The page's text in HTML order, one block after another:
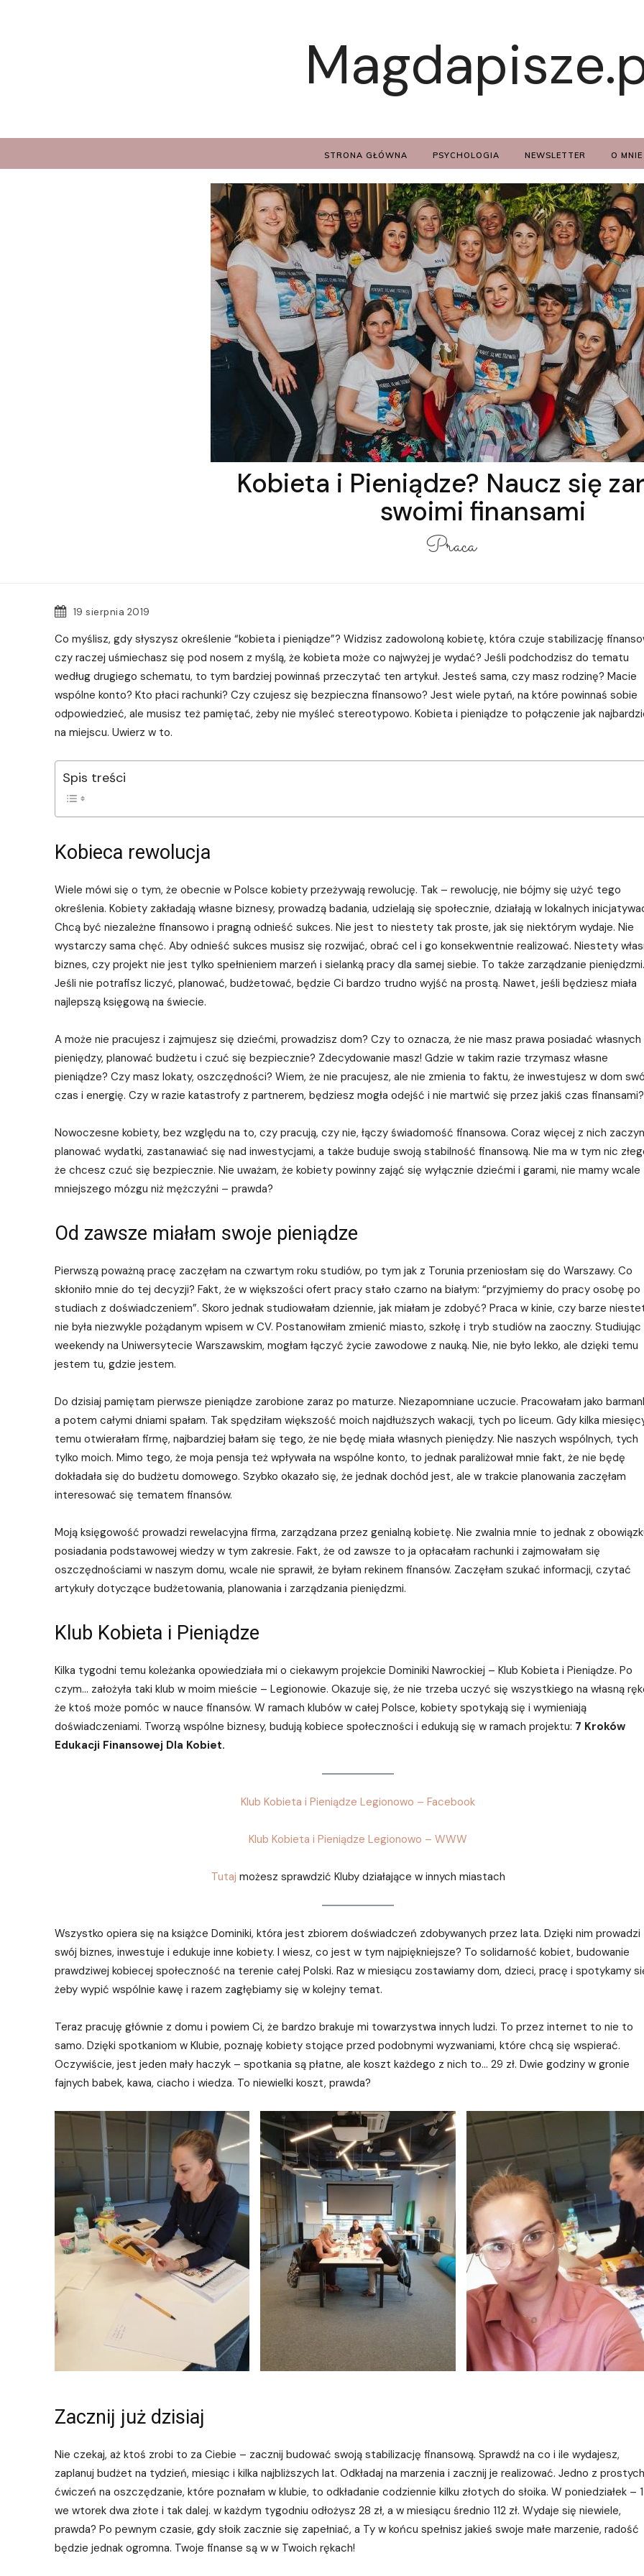
STRONA GŁÓWNA PSYCHOLOGIA NEWSLETTER O MNIE
Kobieta i Pieniądze? Naucz się
swoimi finansami
Praca
19 sierpnia 2019
Co myślisz, gdy słyszysz określenie “kobieta i pieniądze”? Widzisz zadowoloną kobietę, która czuje stabilizację
czy raczej uśmiechasz się pod nosem z myślą, że kobieta może co najwyżej je wydać? Jeśli podchodzisz do tematu
według drugiego schematu, to tym bardziej powinnaś przeczytać ten artykuł. Jesteś sama, czy masz rodzinę? Macie
wspólne konto? Kto płaci rachunki? Czy czujesz się bezpieczna finansowo? Jest wiele pytań, na które powinnaś sobie
odpowiedzieć, ale musisz też pamiętać, żeby nie myśleć stereotypowo. Kobieta i pieniądze to połączenie jak
na miejscu. Uwierz w to.
Spis treści
Kobieca rewolucja
Wiele mówi się o tym, że obecnie w Polsce kobiety przeżywają rewolucję. Tak – rewolucję, nie bójmy się użyć tego
określenia. Kobiety zakładają własne biznesy, prowadzą badania, udzielają się społecznie, działają w lokalnych
Chcą być niezależne finansowo i pragną odnieść sukces. Nie jest to niestety tak proste, jak się niektórym wydaje. Nie
wystarczy sama chęć. Aby odnieść sukces musisz się rozwijać, obrać cel i go konsekwentnie realizować. Niestety
biznes, czy projekt nie jest tylko spełnieniem marzeń i sielanką pracy dla samej siebie. To także zarządzanie pieniędzmi.
Jeśli nie potrafisz liczyć, planować, budżetować, będzie Ci bardzo trudno wyjść na prostą. Nawet, jeśli będziesz miała
najlepszą księgową na świecie.
A może nie pracujesz i zajmujesz się dziećmi, prowadzisz dom? Czy to oznacza, że nie masz prawa posiadać własnych
pieniędzy, planować budżetu i czuć się bezpiecznie? Zdecydowanie masz! Gdzie w takim razie trzymasz własne
pieniądze? Czy masz lokaty, oszczędności? Wiem, że nie pracujesz, ale nie zmienia to faktu, że inwestujesz w dom
czas i energię. Czy w razie katastrofy z partnerem, będziesz mogła odejść i nie martwić się przez jakiś czas finansami?
Nowoczesne kobiety, bez względu na to, czy pracują, czy nie, łączy świadomość finansowa. Coraz więcej z nich
planować wydatki, zastanawiać się nad inwestycjami, a także buduje swoją stabilność finansową. Nie ma w tym nic
że chcesz czuć się bezpiecznie. Nie uważam, że kobiety powinny zająć się wyłącznie dziećmi i garami, nie mamy wcale
mniejszego mózgu niż mężczyźni – prawda?
Od zawsze miałam swoje pieniądze
Pierwszą poważną pracę zaczęłam na czwartym roku studiów, po tym jak z Torunia przeniosłam się do Warszawy. Co
skłoniło mnie do tej decyzji? Fakt, że w większości ofert pracy stało czarno na białym: “przyjmiemy do pracy osobę po
studiach z doświadczeniem”. Skoro jednak studiowałam dziennie, jak miałam je zdobyć? Praca w kinie, czy barze
nie była niezwykle pożądanym wpisem w CV. Postanowiłam zmienić miasto, szkołę i tryb studiów na zaoczny. Studiując
weekendy na Uniwersytecie Warszawskim, mogłam łączyć życie zawodowe z nauką. Nie, nie było lekko, ale dzięki temu
jestem tu, gdzie jestem.
Do dzisiaj pamiętam pierwsze pieniądze zarobione zaraz po maturze. Niezapomniane uczucie. Pracowałam jako
a potem całymi dniami spałam. Tak spędziłam większość moich najdłuższych wakacji, tych po liceum. Gdy kilka
temu otwierałam firmę, najbardziej bałam się tego, że nie będę miała własnych pieniędzy. Nie naszych wspólnych, tych
tylko moich. Mimo tego, że moja pensja też wpływała na wspólne konto, to jednak paraliżował mnie fakt, że nie będę
dokładała się do budżetu domowego. Szybko okazało się, że jednak dochód jest, ale w trakcie planowania zaczęłam
interesować się tematem finansów.
Moją księgowość prowadzi rewelacyjna firma, zarządzana przez genialną kobietę. Nie zwalnia mnie to jednak z
posiadania podstawowej wiedzy w tym zakresie. Fakt, że od zawsze to ja opłacałam rachunki i zajmowałam się
oszczędnościami w naszym domu, wcale nie sprawił, że byłam rekinem finansów. Zaczęłam szukać informacji, czytać
artykuły dotyczące budżetowania, planowania i zarządzania pieniędzmi.
Klub Kobieta i Pieniądze
Kilka tygodni temu koleżanka opowiedziała mi o ciekawym projekcie Dominiki Nawrockiej – Klub Kobieta i Pieniądze. Po
czym… założyła taki klub w moim mieście – Legionowie. Okazuje się, że nie trzeba uczyć się wszystkiego na własną
że ktoś może pomóc w nauce finansów. W ramach klubów w całej Polsce, kobiety spotykają się i wymieniają
doświadczeniami. Tworzą wspólne biznesy, budują kobiece społeczności i edukują się w ramach projektu: 7 Kroków
Edukacji Finansowej Dla Kobiet.
Klub Kobieta i Pieniądze Legionowo – Facebook
Klub Kobieta i Pieniądze Legionowo – WWW
Tutaj możesz sprawdzić Kluby działające w innych miastach
Wszystko opiera się na książce Dominiki, która jest zbiorem doświadczeń zdobywanych przez lata. Dzięki nim prowadzi
swój biznes, inwestuje i edukuje inne kobiety. I wiesz, co jest w tym najpiękniejsze? To solidarność kobiet, budowanie
prawdziwej kobiecej społeczność na terenie całej Polski. Raz w miesiącu zostawiamy dom, dzieci, pracę i spotykamy
żeby wypić wspólnie kawę i razem zagłębiamy się w kolejny temat.
Teraz pracuję głównie z domu i powiem Ci, że bardzo brakuje mi towarzystwa innych ludzi. To przez internet to nie to
samo. Dzięki spotkaniom w Klubie, poznaję kobiety stojące przed podobnymi wyzwaniami, które chcą się wspierać.
Oczywiście, jest jeden mały haczyk – spotkania są płatne, ale koszt każdego z nich to… 29 zł. Dwie godziny w gronie
fajnych babek, kawa, ciacho i wiedza. To niewielki koszt, prawda?
Zacznij już dzisiaj
Nie czekaj, aż ktoś zrobi to za Ciebie – zacznij budować swoją stabilizację finansową. Sprawdź na co i ile wydajesz,
zaplanuj budżet na tydzień, miesiąc i kilka najbliższych lat. Odkładaj na marzenia i zacznij je realizować. Jedno z prostych
ćwiczeń na oszczędzanie, które poznałam w klubie, to odkładanie codziennie kilku złotych do słoika. W poniedziałek – 1
we wtorek dwa złote i tak dalej. w każdym tygodniu odłożysz 28 zł, a w miesiącu średnio 112 zł. Wydaje się niewiele,
prawda? Po pewnym czasie, gdy słoik zacznie się zapełniać, a Ty w końcu spełnisz jakieś swoje małe marzenie, radość
będzie jednak ogromna. Twoje finanse są w w Twoich rękach!